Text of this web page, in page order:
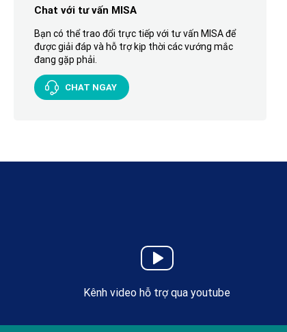
Chat với tư vấn MISA
Bạn có thể trao đổi trực tiếp với tư vấn MISA để
được giải đáp và hỗ trợ kịp thời các vướng mắc
đang gặp phải.
CHAT NGAY
Kênh video hỗ trợ qua youtube